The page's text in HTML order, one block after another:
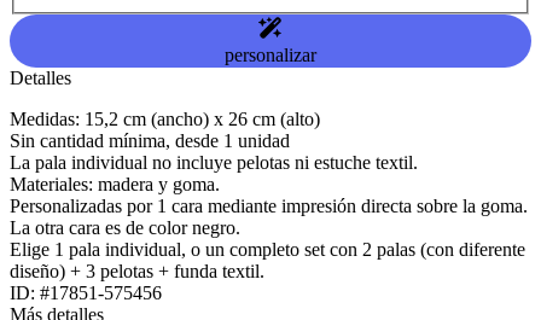
personalizar
Detalles
Medidas: 15,2 cm (ancho) x 26 cm (alto)
Sin cantidad mínima, desde 1 unidad
La pala individual no incluye pelotas ni estuche textil.
Materiales: madera y goma.
Personalizadas por 1 cara mediante impresión directa sobre la goma.
La otra cara es de color negro.
Elige 1 pala individual, o un completo set con 2 palas (con diferente
diseño) + 3 pelotas + funda textil.
ID: #17851-575456
Más detalles